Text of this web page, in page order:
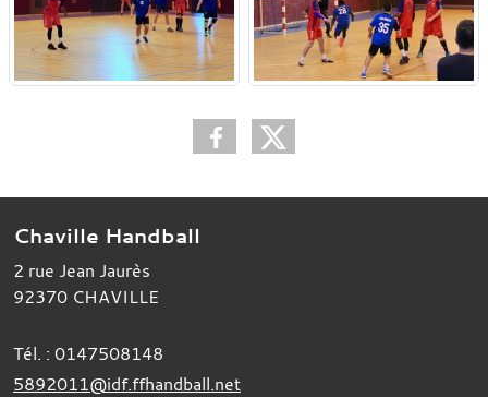
Chaville Handball
2 rue Jean Jaurès
92370 CHAVILLE
Tél. : 0147508148
5892011@idf.ffhandball.net